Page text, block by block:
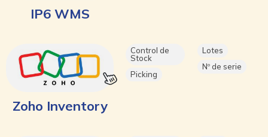
IP6 WMS
Zoho Inventory
Control de
Stock
Picking
Lotes
Nº de serie